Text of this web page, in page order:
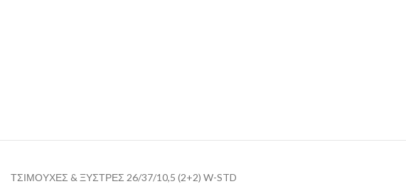
ΤΣΙΜΟΥΧΕΣ & ΞΥΣΤΡΕΣ 26/37/10,5 (2+2) W-STD